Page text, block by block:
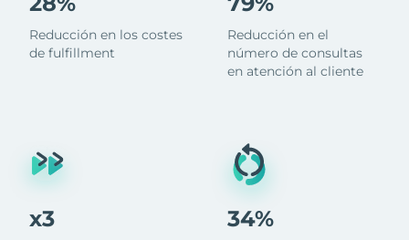
Reducción en los costes
de fulfillment
x3
Reducción en el
número de consultas
en atención al cliente
34%